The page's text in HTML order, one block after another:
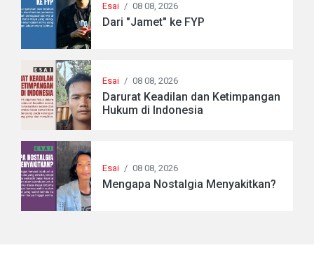
Esai / 08 08, 2026
Dari "Jamet" ke FYP
Esai / 08 08, 2026
Darurat Keadilan dan Ketimpangan
Hukum di Indonesia
Esai / 08 08, 2026
Mengapa Nostalgia Menyakitkan?